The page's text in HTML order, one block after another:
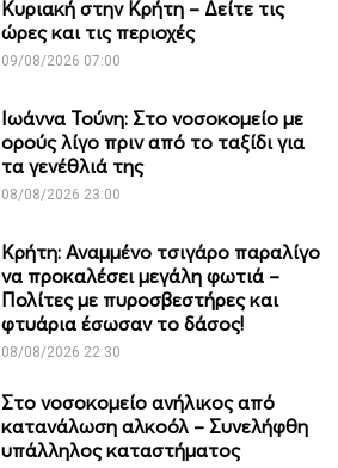
Κυριακή στην Κρήτη – Δείτε τις
ώρες και τις περιοχές
09/08/2026 07:00
Ιωάννα Τούνη: Στο νοσοκομείο με
ορούς λίγο πριν από το ταξίδι για
τα γενέθλιά της
08/08/2026 23:00
Κρήτη: Αναμμένο τσιγάρο παραλίγο
να προκαλέσει μεγάλη φωτιά –
Πολίτες με πυροσβεστήρες και
φτυάρια έσωσαν το δάσος!
08/08/2026 22:30
Στο νοσοκομείο ανήλικος από
κατανάλωση αλκοόλ – Συνελήφθη
υπάλληλος καταστήματος